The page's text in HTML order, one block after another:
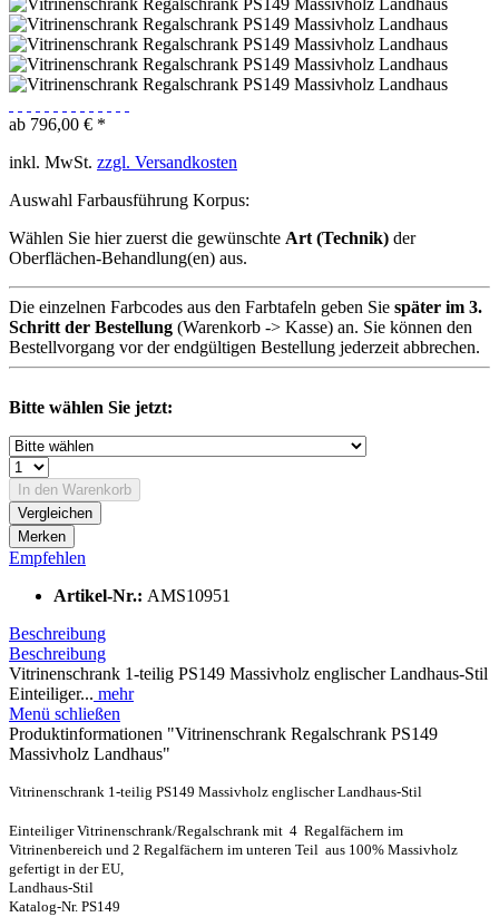
ab 796,00 € *
inkl. MwSt. zzgl. Versandkosten
Auswahl Farbausführung Korpus:
Wählen Sie hier zuerst die gewünschte Art (Technik) der
Oberflächen-Behandlung(en) aus.
Die einzelnen Farbcodes aus den Farbtafeln geben Sie später im 3.
Schritt der Bestellung (Warenkorb -> Kasse) an. Sie können den
Bestellvorgang vor der endgültigen Bestellung jederzeit abbrechen.
Bitte wählen Sie jetzt:
In den Warenkorb
Vergleichen
Merken
Empfehlen
Artikel-Nr.: AMS10951
Beschreibung
Beschreibung
Vitrinenschrank 1-teilig PS149 Massivholz englischer Landhaus-Stil
Einteiliger... mehr
Menü schließen
Produktinformationen "Vitrinenschrank Regalschrank PS149
Massivholz Landhaus"
Vitrinenschrank 1-teilig PS149 Massivholz englischer Landhaus-Stil
Einteiliger Vitrinenschrank/Regalschrank mit 4 Regalfächern im
Vitrinenbereich und 2 Regalfächern im unteren Teil aus 100% Massivholz
gefertigt in der EU,
Landhaus-Stil
Katalog-Nr. PS149